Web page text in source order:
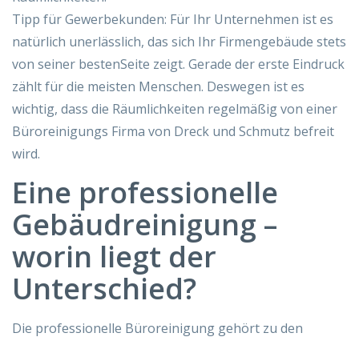
Tipp für Gewerbekunden: Für Ihr Unternehmen ist es
natürlich unerlässlich, das sich Ihr Firmengebäude stets
von seiner bestenSeite zeigt. Gerade der erste Eindruck
zählt für die meisten Menschen. Deswegen ist es
wichtig, dass die Räumlichkeiten regelmäßig von einer
Büroreinigungs Firma von Dreck und Schmutz befreit
wird.
Eine professionelle
Gebäudreinigung –
worin liegt der
Unterschied?
Die professionelle Büroreinigung gehört zu den